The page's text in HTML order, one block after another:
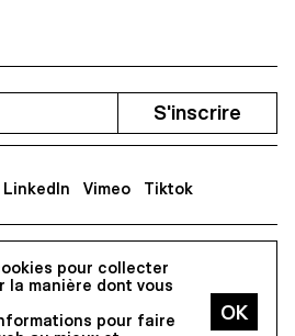
pour collecter
la manière dont vous
pour faire
1020 Renens
S'inscrire
LinkedIn Vimeo Tiktok